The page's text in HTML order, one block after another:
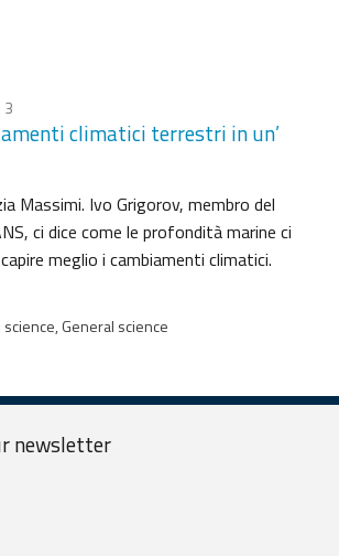
3
climatici terrestri in un’
Massimi. Ivo Grigorov, membro del
ci dice come le profondità marine ci
meglio i cambiamenti climatici.
science, General science
newsletter